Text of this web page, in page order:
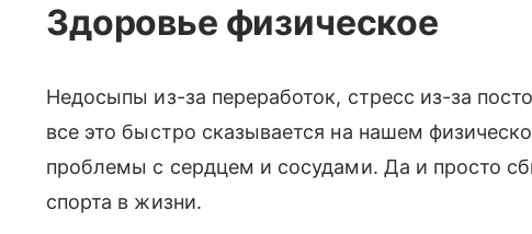
Здоровье физическое
Недосыпы из-за переработок, стресс из-за
все это быстро сказывается на нашем
проблемы с сердцем и сосудами. Да и просто
спорта в жизни.